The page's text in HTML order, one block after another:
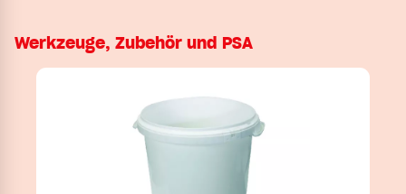
Werkzeuge, Zubehör und PSA